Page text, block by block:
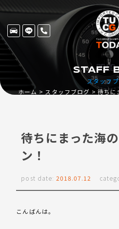
スタッフ
STAFF
ホーム スタッフブログ 待ちに
待ちにまった海
ン！
post date: 2018.07.12
こんばんは。